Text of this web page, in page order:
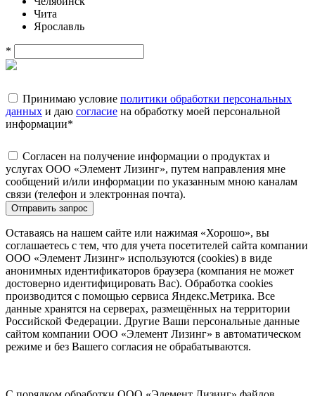
Чита
Ярославль
*
Принимаю условие политики обработки персональных
данных и даю согласие на обработку моей персональной
информации*
Согласен на получение информации о продуктах и
услугах ООО «Элемент Лизинг», путем направления мне
сообщений и/или информации по указанным мною каналам
связи (телефон и электронная почта).
Отправить запрос
Оставаясь на нашем сайте или нажимая «Хорошо», вы
соглашаетесь с тем, что для учета посетителей сайта компании
ООО «Элемент Лизинг» используются (cookies) в виде
анонимных идентификаторов браузера (компания не может
достоверно идентифицировать Вас). Обработка cookies
производится с помощью сервиса Яндекс.Метрика. Все
данные хранятся на серверах, размещённых на территории
Российской Федерации. Другие Ваши персональные данные
сайтом компании ООО «Элемент Лизинг» в автоматическом
режиме и без Вашего согласия не обрабатываются.